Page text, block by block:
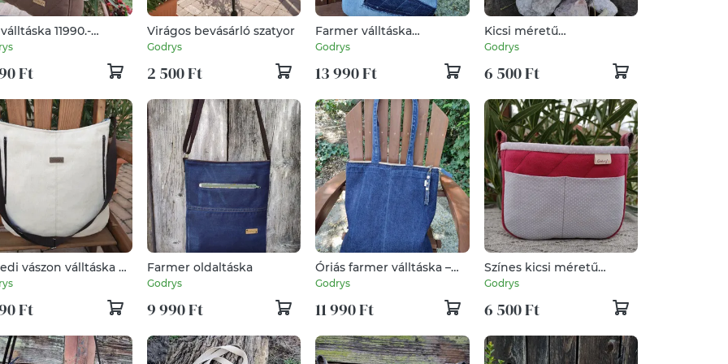
11990.-
8990.-
Ft
Virágos bevásárló szatyor
Godrys
2 500 Ft
Farmer válltáska
prémium újrahasznosított
textilből
Godrys
13 990 Ft
Kicsi méretű
táskarendező
Godrys
6 500 Ft
vászon válltáska L-
12990.- helyett
Ft
Farmer oldaltáska
Godrys
9 990 Ft
Óriás farmer válltáska –
Extra nagy strand és
bevásárlószatyo
Godrys
11 990 Ft
Színes kicsi méretű
táskarendező
Godrys
6 500 Ft